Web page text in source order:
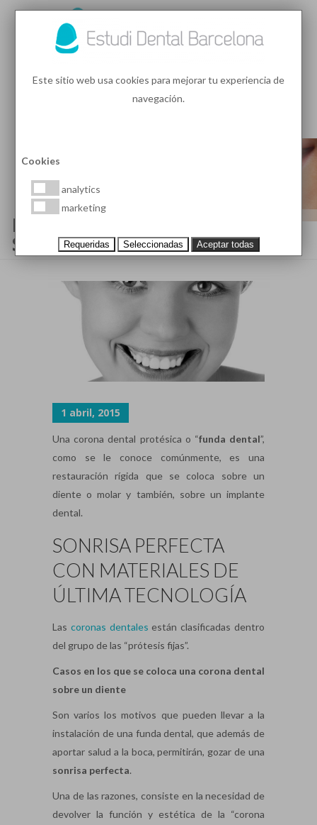
FUNDAS DENTALES PARA UNA
SONRISA PERFECTA
1 abril, 2015
Una corona dental protésica o “funda dental”,
como se le conoce comúnmente, es una
restauración rígida que se coloca sobre un
diente o molar y también, sobre un implante
dental.
SONRISA PERFECTA
CON MATERIALES DE
ÚLTIMA TECNOLOGÍA
Las coronas dentales están clasificadas dentro
del grupo de las “prótesis fijas”.
Casos en los que se coloca una corona dental
sobre un diente
Son varios los motivos que pueden llevar a la
instalación de una funda dental, que además de
aportar salud a la boca, permitirán, gozar de una
sonrisa perfecta.
Una de las razones, consiste en la necesidad de
devolver la función y estética de la “corona
Este sitio web usa cookies para mejorar tu experiencia de
navegación.
Cookies
analytics
marketing
Requeridas Seleccionadas Aceptar todas